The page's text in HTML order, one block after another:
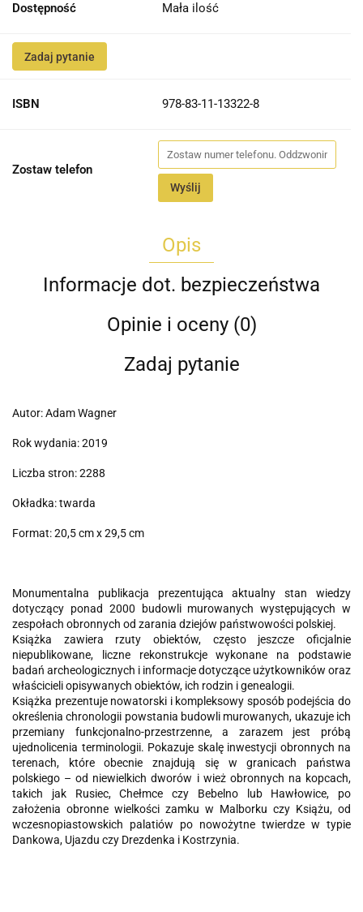
Dostępność Mała ilość
Zadaj pytanie
ISBN 978-83-11-13322-8
Zostaw telefon
Wyślij
Opis
Informacje dot. bezpieczeństwa
Opinie i oceny (0)
Zadaj pytanie
Autor: Adam Wagner
Rok wydania: 2019
Liczba stron: 2288
Okładka: twarda
Format: 20,5 cm x 29,5 cm
Monumentalna publikacja prezentująca aktualny stan wiedzy
dotyczący ponad 2000 budowli murowanych występujących w
zespołach obronnych od zarania dziejów państwowości polskiej.
Książka zawiera rzuty obiektów, często jeszcze oficjalnie
niepublikowane, liczne rekonstrukcje wykonane na podstawie
badań archeologicznych i informacje dotyczące użytkowników oraz
właścicieli opisywanych obiektów, ich rodzin i genealogii.
Książka prezentuje nowatorski i kompleksowy sposób podejścia do
określenia chronologii powstania budowli murowanych, ukazuje ich
przemiany funkcjonalno-przestrzenne, a zarazem jest próbą
ujednolicenia terminologii. Pokazuje skalę inwestycji obronnych na
terenach, które obecnie znajdują się w granicach państwa
polskiego – od niewielkich dworów i wież obronnych na kopcach,
takich jak Rusiec, Chełmce czy Bebelno lub Hawłowice, po
założenia obronne wielkości zamku w Malborku czy Książu, od
wczesnopiastowskich palatiów po nowożytne twierdze w typie
Dankowa, Ujazdu czy Drezdenka i Kostrzynia.